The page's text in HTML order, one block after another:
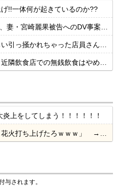
!!一体何が起きているのか??
崎麗果被告へのDV事案で逮捕されて...
ちゃった店員さんから元々虐待を受け...
店での無銭飲食はやめてください」
上をしてしまう！！！！！！
ｗ」 → サンルーフが閉まっていて無事車内に発射
与されます。